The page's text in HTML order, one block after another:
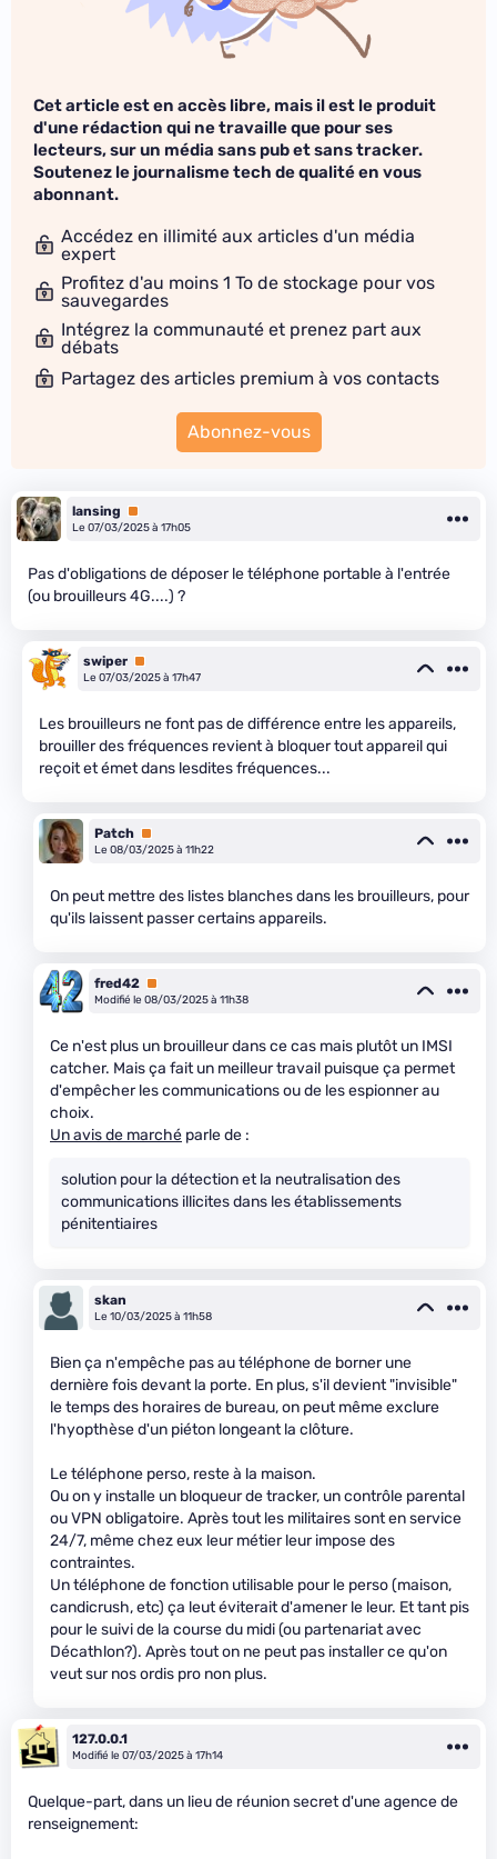
Cet article est en accès libre, mais il est le produit
d'une rédaction qui ne travaille que pour ses
lecteurs, sur un média sans pub et sans tracker.
Soutenez le journalisme tech de qualité en vous
abonnant.
Accédez en illimité aux articles d'un média
expert
Profitez d'au moins 1 To de stockage pour vos
sauvegardes
Intégrez la communauté et prenez part aux
débats
Partagez des articles premium à vos contacts
Abonnez-vous
lansing
Premium
Le 07/03/2025 à 17h05
Pas d'obligations de déposer le téléphone portable à l'entrée
(ou brouilleurs 4G....) ?
swiper Premium
Le 07/03/2025 à 17h47
Les brouilleurs ne font pas de différence entre les appareils,
brouiller des fréquences revient à bloquer tout appareil qui
reçoit et émet dans lesdites fréquences...
Patch Premium
Le 08/03/2025 à 11h22
On peut mettre des listes blanches dans les brouilleurs, pour
qu'ils laissent passer certains appareils.
fred42 Premium
Modifié le 08/03/2025 à 11h38
Ce n'est plus un brouilleur dans ce cas mais plutôt un IMSI
catcher. Mais ça fait un meilleur travail puisque ça permet
d'empêcher les communications ou de les espionner au
choix.
Un avis de marché parle de :
solution pour la détection et la neutralisation des
communications illicites dans les établissements
pénitentiaires
skan
Le 10/03/2025 à 11h58
Bien ça n'empêche pas au téléphone de borner une
dernière fois devant la porte. En plus, s'il devient "invisible"
le temps des horaires de bureau, on peut même exclure
l'hyopthèse d'un piéton longeant la clôture.
Le téléphone perso, reste à la maison.
Ou on y installe un bloqueur de tracker, un contrôle parental
ou VPN obligatoire. Après tout les militaires sont en service
24/7, même chez eux leur métier leur impose des
contraintes.
Un téléphone de fonction utilisable pour le perso (maison,
candicrush, etc) ça leut éviterait d'amener le leur. Et tant pis
pour le suivi de la course du midi (ou partenariat avec
Décathlon?). Après tout on ne peut pas installer ce qu'on
veut sur nos ordis pro non plus.
127.0.0.1
Modifié le 07/03/2025 à 17h14
Quelque-part, dans un lieu de réunion secret d'une agence de
renseignement: